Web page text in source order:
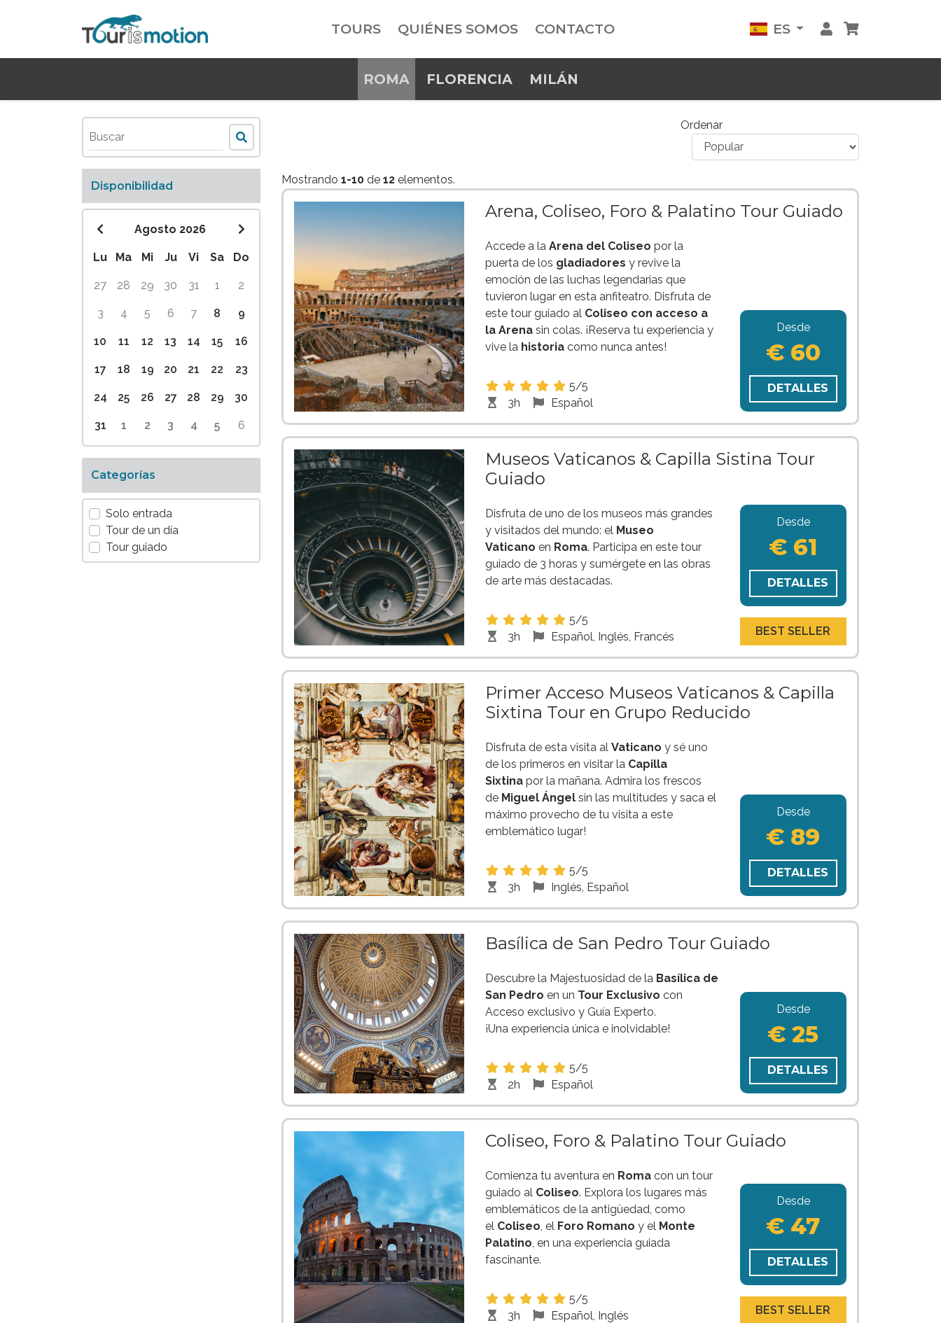
TOURS QUIÉNES SOMOS CONTACTO ES
ROMA FLORENCIA MILÁN
Disponibilidad
Agosto 2026
Lu Ma Mi Ju Vi Sa Do
27 28 29 30 31 1 2
3 4 5 6 7 8 9
10 11 12 13 14 15 16
17 18 19 20 21 22 23
24 25 26 27 28 29 30
31 1 2 3 4 5 6
Categorías
Solo entrada
Tour de un día
Tour guiado
Ordenar
Mostrando 1-10 de 12 elementos.
Arena, Coliseo, Foro & Palatino Tour Guiado
Accede a la Arena del Coliseo por la
puerta de los gladiadores y revive la
emoción de las luchas legendarias que
tuvieron lugar en esta anfiteatro. Disfruta de
este tour guiado al Coliseo con acceso a
la Arenasin colas. ¡Reserva tu experiencia y
vive la historiacomo nunca antes!
5/5
3h
Español
Desde
€ 60
DETALLES
Museos Vaticanos & Capilla Sistina Tour
Guiado
Disfruta de uno de los museos más grandes
y visitados del mundo: el Museo
Vaticano en Roma. Participa en este tour
guiado de 3 horas y sumérgete en las obras
de arte más destacadas.
5/5
3h
Español, Inglés, Francés
Desde
€ 61
DETALLES
BEST SELLER
Primer Acceso Museos Vaticanos & Capilla
Sixtina Tour en Grupo Reducido
Disfruta de esta visita al Vaticano y sé uno
de los primeros en visitar la Capilla
Sixtinapor la mañana. Admira los frescos
de Miguel Ángelsin las multitudes y saca el
máximo provecho de tu visita a este
emblemático lugar!
5/5
3h
Inglés, Español
Desde
€ 89
DETALLES
Basílica de San Pedro Tour Guiado
Descubre la Majestuosidad de la Basílica de
San Pedro en un Tour Exclusivo con
Acceso exclusivo y Guía Experto.
¡Una experiencia única e inolvidable!
5/5
2h
Español
Desde
€ 25
DETALLES
Coliseo, Foro & Palatino Tour Guiado
Comienza tu aventura en Romacon un tour
guiado al Coliseo. Explora los lugares más
emblemáticos de la antigüedad, como
el Coliseo , el Foro Romano y el Monte
Palatino , en una experiencia guiada
fascinante.
5/5
3h
Español, Inglés
Desde
€ 47
DETALLES
BEST SELLER